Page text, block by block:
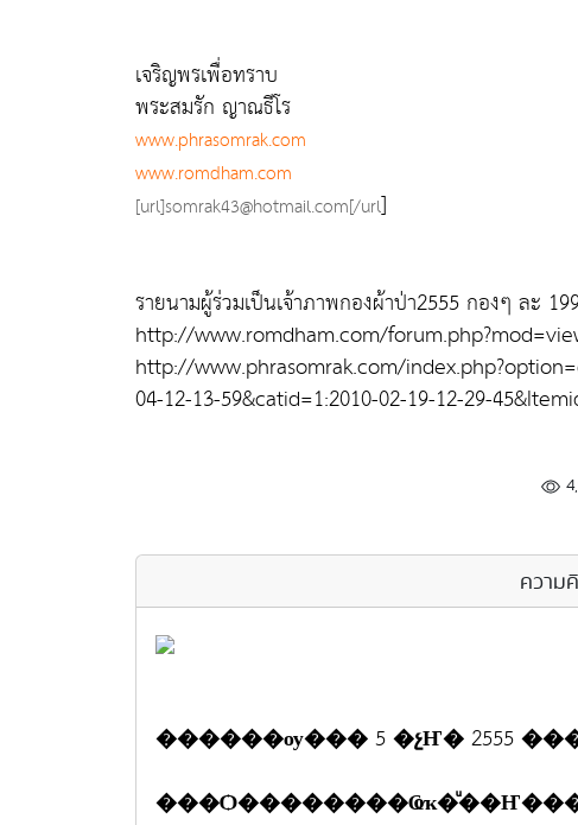
เจริญพรเพื่อทราบ
พระสมรัก ญาณธีโร
www.phrasomrak.com
www.romdham.com
[url]somrak43@hotmail.com[/url]
รายนามผู้ร่วมเป็นเจ้าภาพกองผ้าป่า2555 กองๆ ละ
http://www.romdham.com/
http://www.phrasomrak.com/
04-12-13-59&catid=1:2010-02-19-12-29-
ความ
������ѹ��� 5 �չҤ� 2555